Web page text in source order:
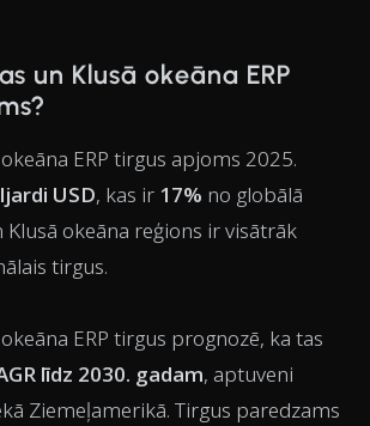
un Klusā okeāna ERP
ERP tirgus apjoms 2025.
USD, kas ir 17% no globālā
Klusā okeāna reģions ir visātrāk
tirgus.
ERP tirgus prognozē, ka tas
līdz 2030. gadam, aptuveni
Ziemeļamerikā. Tirgus paredzams